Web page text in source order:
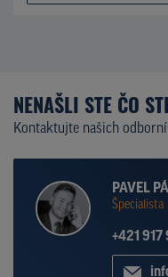
NENAŠLI STE ČO
Kontaktujte našich
PAVEL
Špecialista
+421 917